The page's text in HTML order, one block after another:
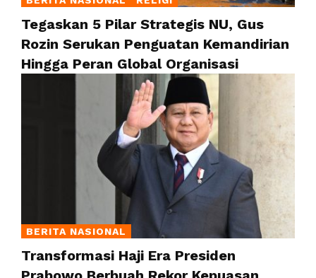
Tegaskan 5 Pilar Strategis NU, Gus
Rozin Serukan Penguatan Kemandirian
Hingga Peran Global Organisasi
BERITA NASIONAL
Transformasi Haji Era Presiden